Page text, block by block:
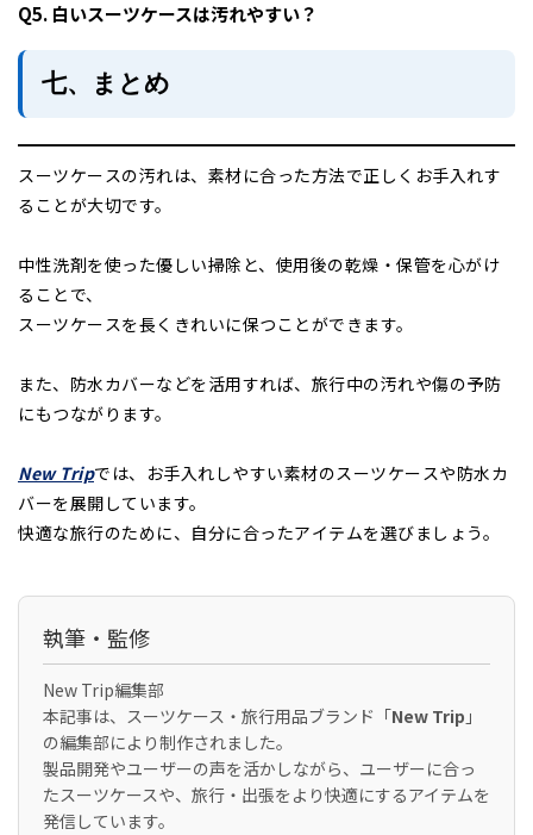
Q5. 白いスーツケースは汚れやすい？
七、まとめ
スーツケースの汚れは、素材に合った方法で正しくお手入れす
ることが大切です。
中性洗剤を使った優しい掃除と、使用後の乾燥・保管を心がけ
ることで、
スーツケースを長くきれいに保つことができます。
また、防水カバーなどを活用すれば、旅行中の汚れや傷の予防
にもつながります。
New Tripでは、お手入れしやすい素材のスーツケースや防水カ
バーを展開しています。
快適な旅行のために、自分に合ったアイテムを選びましょう。
執筆・監修
New Trip編集部
本記事は、スーツケース・旅行用品ブランド「New Trip 」
の編集部により制作されました。
製品開発やユーザーの声を活かしながら、ユーザーに合っ
たスーツケースや、旅行・出張をより快適にするアイテムを
発信しています。